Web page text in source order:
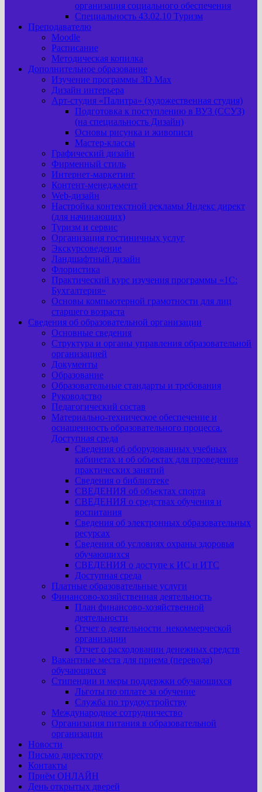
организация социального обеспечения
Специальность 43.02.10 Туризм
Преподавателю
Moodle
Расписание
Методическая копилка
Дополнительное образование
Изучение программы 3D Max
Дизайн интерьера
Арт-cтудия «Палитра» (художественная студия)
Подготовка к поступлению в ВУЗ (ССУЗ)
(на специальность Дизайн)
Основы рисунка и живописи
Мастер-классы
Графический дизайн
Фирменный стиль
Интернет-маркетинг
Контент-менеджмент
Web-дизайн
Настройка контекстной рекламы Яндекс директ
(для начинающих)
Туризм и сервис
Организация гостиничных услуг
Экскурсоведение
Ландшафтный дизайн
Флористика
Практический курс изучения программы «1С:
Бухгалтерия»
Основы компьютерной грамотности для лиц
старшего возраста
Сведения об образовательной организации
Основные сведения
Структура и органы управления образовательной
организацией
Документы
Образование
Образовательные стандарты и требования
Руководство
Педагогический состав
Материально-техническое обеспечение и
оснащенность образовательного процесса.
Доступная среда
Сведения об оборудованных учебных
кабинетах и об объектах для проведения
практических занятий
Сведения о библиотеке
СВЕДЕНИЯ об объектах спорта
СВЕДЕНИЯ о средствах обучения и
воспитания
Сведения об электронных образовательных
ресурсах
Сведения об условиях охраны здоровья
обучающихся
СВЕДЕНИЯ о доступе к ИС и ИТС
Доступная среда
Платные образовательные услуги
Финансово-хозяйственная деятельность
План финансово-хозяйственной
деятельности
Отчет о деятельности некоммерческой
организации
Отчет о расходовании денежных средств
Вакантные места для приема (перевода)
обучающихся
Стипендии и меры поддержки обучающихся
Льготы по оплате за обучение
Служба по трудоустройству
Международное сотрудничество
Организация питания в образовательной
организации
Новости
Письмо директору
Контакты
Приём ОНЛАЙН
День открытых дверей